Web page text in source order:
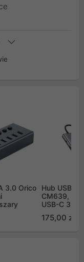
3.0 Orico
Hub USB-C
CM639,
USB-C 3.2
USB, SD/
3.5mm, PD,
175,00 zł